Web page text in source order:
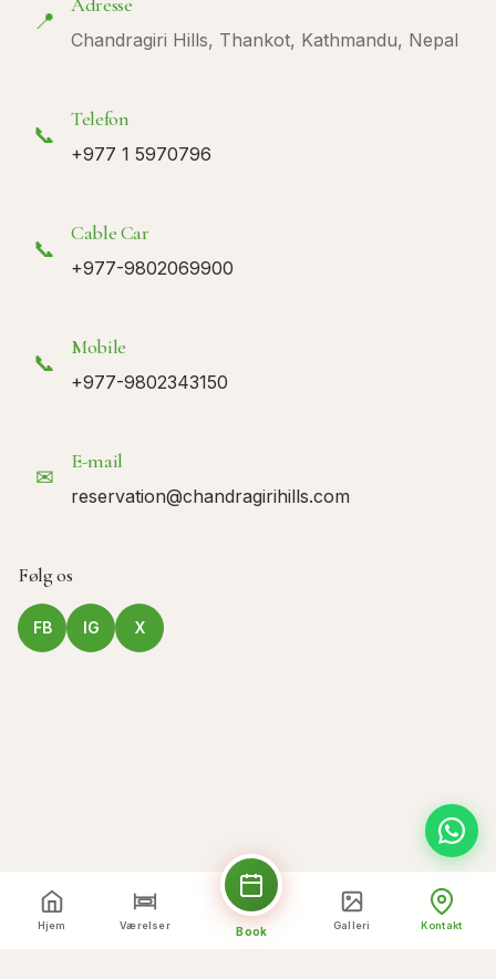
📍
Chandragiri Hills, Thankot, Kathmandu, Nepal
📞
Telefon
+977 1 5970796
📞
Cable Car
+977-9802069900
📞
Mobile
+977-9802343150
✉
E-mail
reservation@chandragirihills.com
Følg os
FB IG X
Hjem Værelser Book Galleri Kontakt